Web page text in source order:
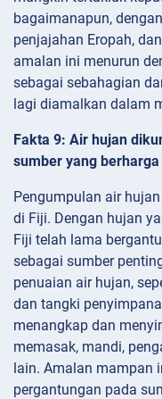
bagaimanapun,
penjajahan Eropah,
amalan ini menurun
sebagai sebahagian
lagi diamalkan dalam
Fakta 9: Air hujan
sumber yang berharga
Pengumpulan air
di Fiji. Dengan hujan
Fiji telah lama
sebagai sumber
penuaian air hujan,
dan tangki
menangkap dan
memasak, mandi,
lain. Amalan mampan
pergantungan pada